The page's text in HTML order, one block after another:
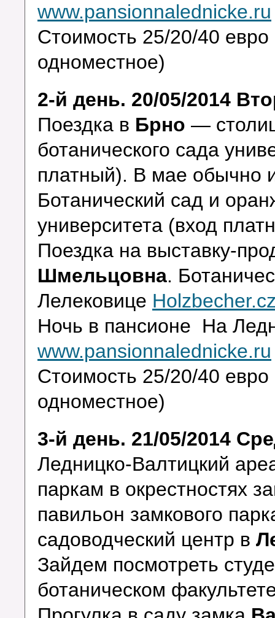
www.pansionnalednicke.ru
Стоимость 25/20/40
одноместное)
2-й день. 20/05/2014
Поездка в Брно —
ботанического сада
платный). В мае обычно
Ботанический сад и
университета (вход
Поездка на выставку-
Шмельцовна.
Лелековице
Ночь в пансионе На
www.pansionnalednicke.ru
Стоимость 25/20/40
одноместное)
3-й день. 21/05/2014
Ледницко-Валтицкий
паркам в окрестностях
павильон замкового
садоводческий центр в
Зайдем посмотреть
ботаническом